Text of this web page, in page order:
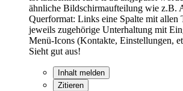
ähnliche Bildschirmaufteilung wie z.B.
Querformat: Links eine Spalte mit allen
jeweils zugehörige Unterhaltung mit
Menü-Icons (Kontakte, Einstellungen,
Sieht gut aus!
Inhalt melden
Zitieren